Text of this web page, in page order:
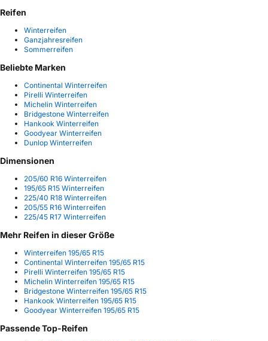
Reifen
Winterreifen
Ganzjahresreifen
Sommerreifen
Beliebte Marken
Continental Winterreifen
Pirelli Winterreifen
Michelin Winterreifen
Bridgestone Winterreifen
Hankook Winterreifen
Goodyear Winterreifen
Dunlop Winterreifen
Dimensionen
205/60 R16 Winterreifen
195/65 R15 Winterreifen
225/40 R18 Winterreifen
205/55 R16 Winterreifen
225/45 R17 Winterreifen
Mehr Reifen in dieser Größe
Winterreifen 195/65 R15
Continental Winterreifen 195/65 R15
Pirelli Winterreifen 195/65 R15
Michelin Winterreifen 195/65 R15
Bridgestone Winterreifen 195/65 R15
Hankook Winterreifen 195/65 R15
Goodyear Winterreifen 195/65 R15
Passende Top-Reifen